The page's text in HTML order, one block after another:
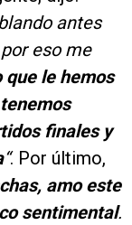
antes
eso me
que le hemos
finales y
“. Por último,
amo este
sentimental.